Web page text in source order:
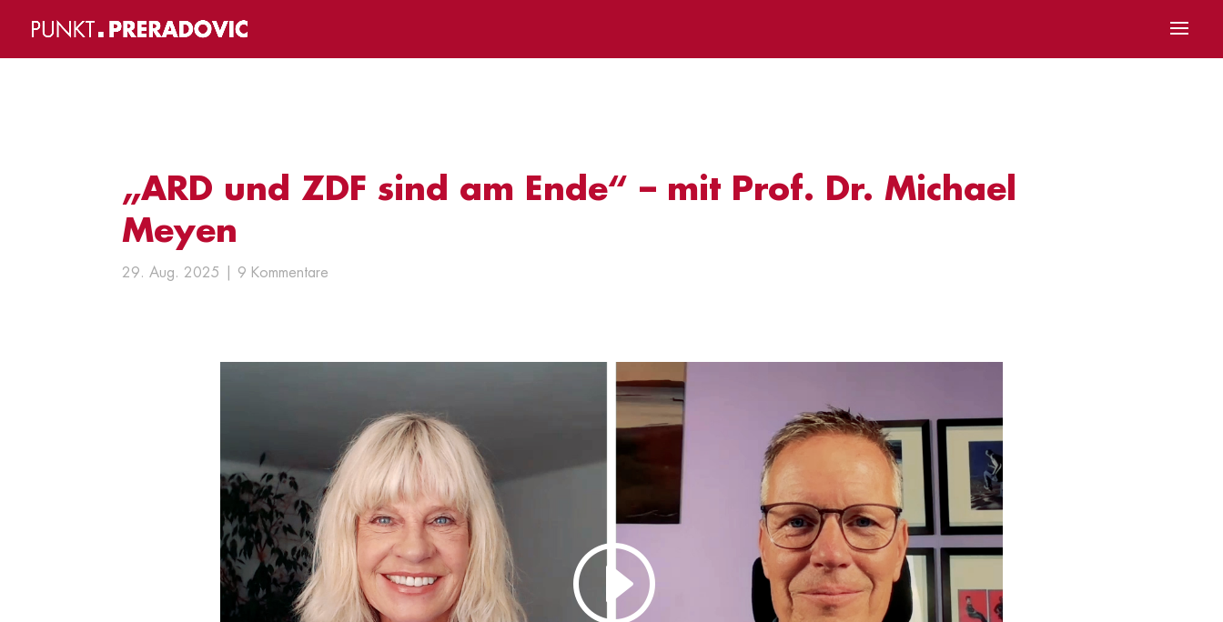
„ARD und ZDF sind am Ende“ – mit Prof. Dr. Michael
Meyen
29. Aug. 2025 9 Kommentare